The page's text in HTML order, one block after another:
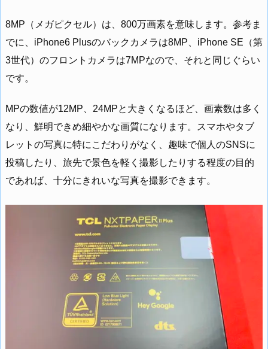
8MP（メガピクセル）は、800万画素を意味します。参考ま
でに、iPhone6 Plusのバックカメラは8MP、iPhone SE（第
3世代）のフロントカメラは7MPなので、それと同じぐらい
です。
MPの数値が12MP、24MPと大きくなるほど、画素数は多く
なり、鮮明できめ細やかな画質になります。スマホやタブ
レットの写真に特にこだわりがなく、趣味で個人のSNSに
投稿したり、旅先で景色を軽く撮影したりする程度の目的
であれば、十分にきれいな写真を撮影できます。